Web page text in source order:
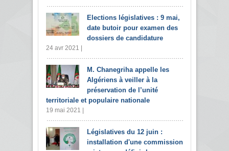
Elections législatives : 9 mai,
date butoir pour examen des
dossiers de candidature
24 avr 2021 |
M. Chanegriha appelle les
Algériens à veiller à la
préservation de l’unité
territoriale et populaire nationale
19 mai 2021 |
Législatives du 12 juin :
installation d'une commission